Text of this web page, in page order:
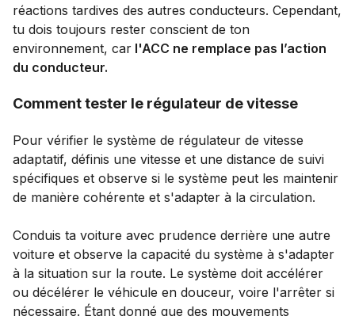
réactions tardives des autres conducteurs. Cependant,
tu dois toujours rester conscient de ton
environnement, car l'ACC ne remplace pas l’action
du conducteur.
Comment tester le régulateur de vitesse
Pour vérifier le système de régulateur de vitesse
adaptatif, définis une vitesse et une distance de suivi
spécifiques et observe si le système peut les maintenir
de manière cohérente et s'adapter à la circulation.
Conduis ta voiture avec prudence derrière une autre
voiture et observe la capacité du système à s'adapter
à la situation sur la route. Le système doit accélérer
ou décélérer le véhicule en douceur, voire l'arrêter si
nécessaire. Étant donné que des mouvements